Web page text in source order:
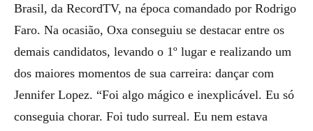
Brasil, da RecordTV, na época comandado por Rodrigo
Faro. Na ocasião, Oxa conseguiu se destacar entre os
demais candidatos, levando o 1º lugar e realizando um
dos maiores momentos de sua carreira: dançar com
Jennifer Lopez. “Foi algo mágico e inexplicável. Eu só
conseguia chorar. Foi tudo surreal. Eu nem estava